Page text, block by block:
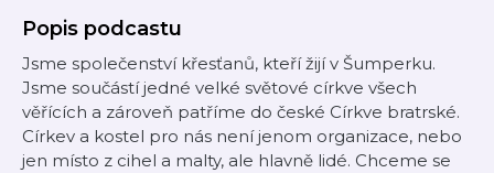
Popis podcastu
Jsme společenství křesťanů, kteří žijí v Šumperku.
Jsme součástí jedné velké světové církve všech
věřících a zároveň patříme do české Církve bratrské.
Církev a kostel pro nás není jenom organizace, nebo
jen místo z cihel a malty, ale hlavně lidé. Chceme se